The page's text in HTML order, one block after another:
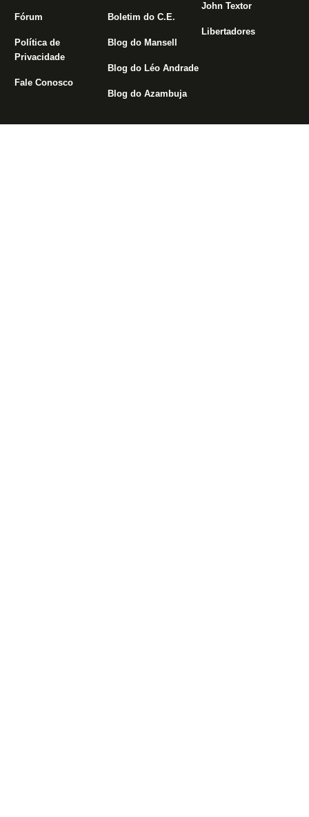
Fórum
Política de
Privacidade
Fale Conosco
Boletim do C.E.
Blog do Mansell
Blog do Léo Andrade
Blog do Azambuja
John Textor
Libertadores